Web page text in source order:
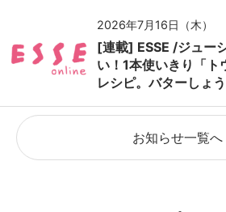
2026年7月16日（木）
[連載] ESSE /ジュー
い！1本使いきり「ト
レシピ。バターしょ
お知らせ一覧へ